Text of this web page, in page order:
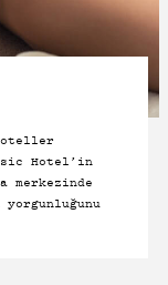
oteller
Hotel’in
merkezinde